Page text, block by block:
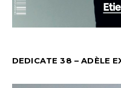
DEDICATE 38 – ADÈLE